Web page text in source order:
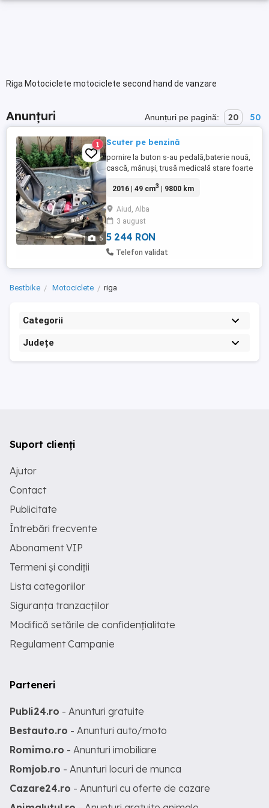
Riga Motociclete motociclete second hand de vanzare
Anunțuri Anunțuri pe pagină: 20 50
5
1 Scuter pe benzină
pornire la buton s-au pedală,baterie nouă,
cască, mănuși, trusă medicală stare foarte
2016 | 49 cm3 | 9800 km
Aiud, Alba
3 august
5 244 RON
Telefon validat
Bestbike Motociclete riga
Categorii
Județe
Suport clienți
Ajutor
Contact
Publicitate
Întrebări frecvente
Abonament VIP
Termeni și condiții
Lista categoriilor
Siguranța tranzacțiilor
Modifică setările de confidențialitate
Regulament Campanie
Parteneri
Publi24.ro - Anunturi gratuite
Bestauto.ro - Anunturi auto/moto
Romimo.ro - Anunturi imobiliare
Romjob.ro - Anunturi locuri de munca
Cazare24.ro - Anunturi cu oferte de cazare